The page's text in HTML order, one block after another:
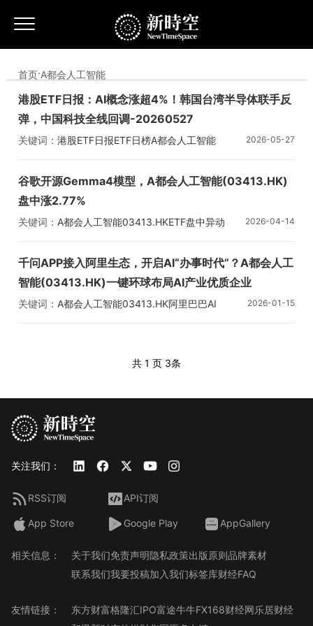
首页·A都会人工智能
港股ETF日报：AI概念涨超4%！韩国台湾半导体联手反
弹，中国科技全线回调-20260527
关键词： 港股ETF日报ETF日榜A都会人工智能
2026-05-27
谷歌开源Gemma4模型，A都会人工智能(03413.HK)
盘中涨2.77%
关键词： A都会人工智能03413.HKETF盘中异动 2026-04-14
千问APP接入阿里生态，开启AI“办事时代”？A都会人工
智能(03413.HK)一键环球布局AI产业优质企业
关键词： A都会人工智能03413.HK阿里巴巴AI 2026-01-15
共 1 页 3条
关注我们：
RSS订阅 API订阅
App Store Google Play AppGallery
相关信息： 关于我们免责声明隐私政策出版原则品牌素材
联系我们我要投稿加入我们标签库财经FAQ
友情链接： 东方财富格隆汇IPO富途牛牛FX168财经网乐居财经